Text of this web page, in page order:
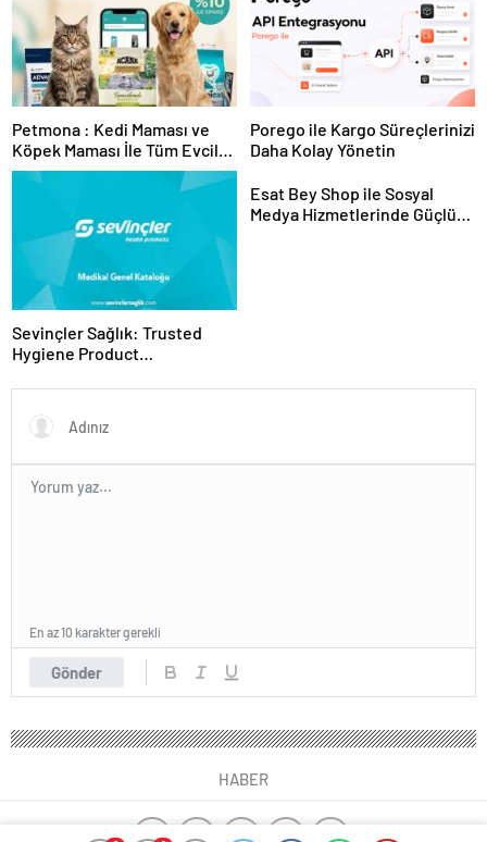
Petmona : Kedi Maması ve
Köpek Maması İle Tüm Evcil
Hayvan Ürünleri
Porego ile Kargo Süreçlerinizi
Daha Kolay Yönetin
Sevinçler Sağlık: Trusted
Hygiene Product
Esat Bey Shop ile Sosyal
Medya Hizmetlerinde Güçlü
Gönder
En az 10 karakter gerekli
HABER